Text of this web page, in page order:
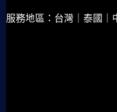
服務地區：台灣｜泰國｜